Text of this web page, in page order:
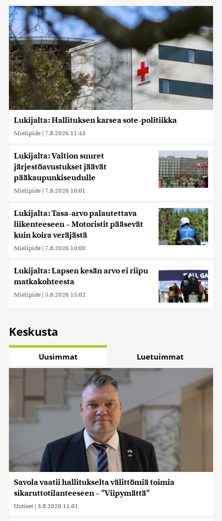
Lukijalta: Hallituksen karsea sote-politiikka
Mielipide | 7.8.2026 11:43
Lukijalta: Valtion suuret
järjestöavustukset jäävät
pääkaupunkiseudulle
Mielipide | 7.8.2026 10:01
Lukijalta: Tasa-arvo palautettava
liikenteeseen – Motoristit pääsevät
kuin koira veräjästä
Mielipide | 7.8.2026 10:00
Lukijalta: Lapsen kesän arvo ei riipu
matkakohteesta
Mielipide | 5.8.2026 15:02
Keskusta
Uusimmat Luetuimmat
Savola vaatii hallitukselta välittömiä toimia
sikaruttotilanteeseen – ”Viipymättä”
Uutiset | 3.8.2026 11:01